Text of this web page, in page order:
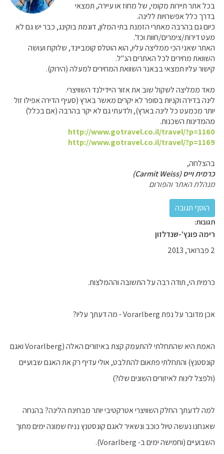
בכל אתר תיירות מקומי, של מחוז או עיירה, תמצאי
בדרך כלל אפשרויות ללינה.
כיום גם בהרבה מאתרי הזמנת בתי המלון, דוגמת בוקינג, כבר יש גם לא
מעט דירות/צימרים/חוות וכד'.
האתר שאני הכי ממליצה עליו, הוא הוטלס קומביינד, שלוקח ועושה
השוואת מחירים לכל האתרים הנ"ל.
קישור עליו תמצאי בבאנר השוואת המחירים למעלה (הירוק).
מאד ממליצה לשקול שוב את אזור היידילנד השוויצרי.
לינה בדירה וקניות בסופר לא יקרים מאשר בארץ (סעיף הדירה אפילו זול
יותר מכמעט כל לינה בארץ), ולדעתי גם לא יקר בהרבה (אם בכלל)
מהמדינות השכנות.
http://www.gotravel.co.il/travel/?p=1160
http://www.gotravel.co.il/travel/?p=1169
בהצלחה,
כרמית וייס (Carmit Weiss)
מנהלת האתר והפורום
תגובות:
רימה פוגץ'-שנדלזון
2 פברואר, 2013
כרמית הי, תודה רבה על התשובה וההמלצות.
אכן מדובר על נפת Vorarlberg - מה דעתך עליו?
האמת היא שהתחלתי להתעמק קצת באיזורים האלה (Vorarlberg ואגם
קונסטנץ) והתחלתי פתאום להתלבט, אולי עדיף רק את האגם שבועיים
(ולפצל לינות לאיזורים השונים שלו?)
למה לדעתך החלק השוויצרי אטרקטיבי יותר מבחינת הלינה? בהנחה
שאנחנו נעשה טיול כוכב ונשאיר לאגם קונסטנץ נניח שמונה ימים מתוך
השבועיים (וחמישה ימים ב- Vorarlberg).